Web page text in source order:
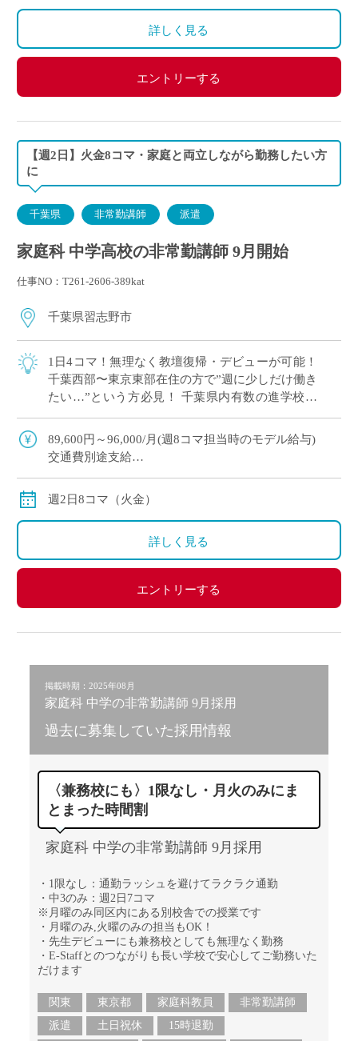
詳しく見る
エントリーする
【週2日】火金8コマ・家庭と両立しながら勤務したい方
に
千葉県 非常勤講師 派遣
家庭科 中学高校の非常勤講師 9月開始
仕事NO：T261-2606-389kat
千葉県習志野市
1日4コマ！無理なく教壇復帰・デビューが可能！
千葉西部〜東京東部在住の方で”週に少しだけ働き
たい…”という方必見！ 千葉県内有数の進学校で
す 授業準備 […]
89,600円～96,000/月(週8コマ担当時のモデル給与)
交通費別途支給
週2日8コマ（火金）
詳しく見る
エントリーする
掲載時期：2025年08月
家庭科 中学の非常勤講師 9月採用
過去に募集していた採用情報
〈兼務校にも〉1限なし・月火のみにま
とまった時間割
家庭科 中学の非常勤講師 9月採用
・1限なし：通勤ラッシュを避けてラクラク通勤
・中3のみ：週2日7コマ
※月曜のみ同区内にある別校舎での授業です
・月曜のみ,火曜のみの担当もOK！
・先生デビューにも兼務校としても無理なく勤務
・E-Staffとのつながりも長い学校で安心してご勤務いた
だけます
関東 東京都 家庭科教員
非常勤講師
派遣
土日祝休 15時退勤